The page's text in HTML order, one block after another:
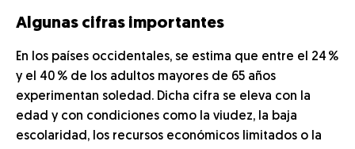
Algunas cifras importantes
En los países occidentales, se estima que entre el 24 %
y el 40 % de los adultos mayores de 65 años
experimentan soledad. Dicha cifra se eleva con la
edad y con condiciones como la viudez, la baja
escolaridad, los recursos económicos limitados o la